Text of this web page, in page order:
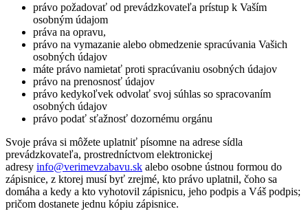
právo požadovať od prevádzkovateľa prístup k Vaším
osobným údajom
práva na opravu,
právo na vymazanie alebo obmedzenie spracúvania Vašich
osobných údajov
máte právo namietať proti spracúvaniu osobných údajov
právo na prenosnosť údajov
právo kedykoľvek odvolať svoj súhlas so spracovaním
osobných údajov
právo podať sťažnosť dozornému orgánu
Svoje práva si môžete uplatniť písomne na adrese sídla
prevádzkovateľa, prostredníctvom elektronickej
adresy info@verimevzabavu.sk alebo osobne ústnou formou do
zápisnice, z ktorej musí byť zrejmé, kto právo uplatnil, čoho sa
domáha a kedy a kto vyhotovil zápisnicu, jeho podpis a Váš podpis;
pričom dostanete jednu kópiu zápisnice.